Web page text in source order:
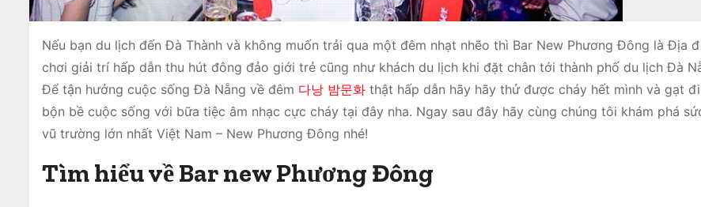
Nếu bạn du lịch đến Đà Thành và không muốn trải qua một đêm nhạt nhẽo thì Bar New Phương Đông là Địa
chơi giải trí hấp dẫn thu hút đông đảo giới trẻ cũng như khách du lịch khi đặt chân tới thành phố du lịch Đà
Để tận hưởng cuộc sống Đà Nẵng về đêm 다낭 밤문화 thật hấp dẫn hãy hãy thử được cháy hết mình và gạt
bộn bề cuộc sống với bữa tiệc âm nhạc cực cháy tại đây nha. Ngay sau đây hãy cùng chúng tôi khám phá
vũ trường lớn nhất Việt Nam – New Phương Đông nhé!
Tìm hiểu về Bar new Phương Đông